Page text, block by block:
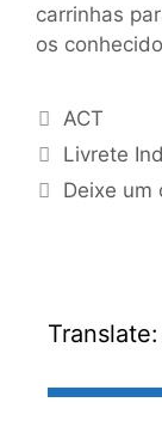
carrinhas
os
ACT
Livrete
Deixe um
Translate: